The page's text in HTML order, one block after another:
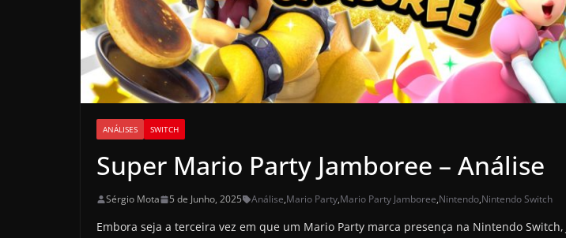
ANÁLISES SWITCH
Super Mario Party Jamboree – Análise
Sérgio Mota 5 de Junho, 2025 Análise,Mario Party,Mario Party Jamboree,Nintendo,Nintendo Switch
Embora seja a terceira vez em que um Mario Party marca presença na Nintendo Switch,